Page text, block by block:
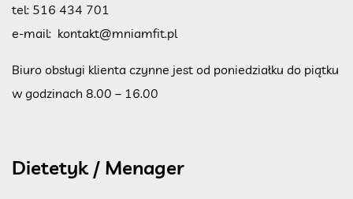
tel: 516 434 701
e-mail: kontakt@mniamfit.pl
Biuro obsługi klienta czynne jest od poniedziałku do piątku
w godzinach 8.00 – 16.00
Dietetyk / Menager